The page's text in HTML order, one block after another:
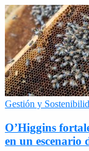
Gestión y
O’Higgins
en un escenario